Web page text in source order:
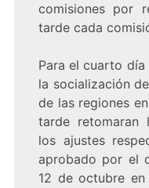
comisiones por
tarde cada
Para el cuarto día
la socialización
de las regiones
tarde retomaran
los ajustes
aprobado por el
12 de octubre